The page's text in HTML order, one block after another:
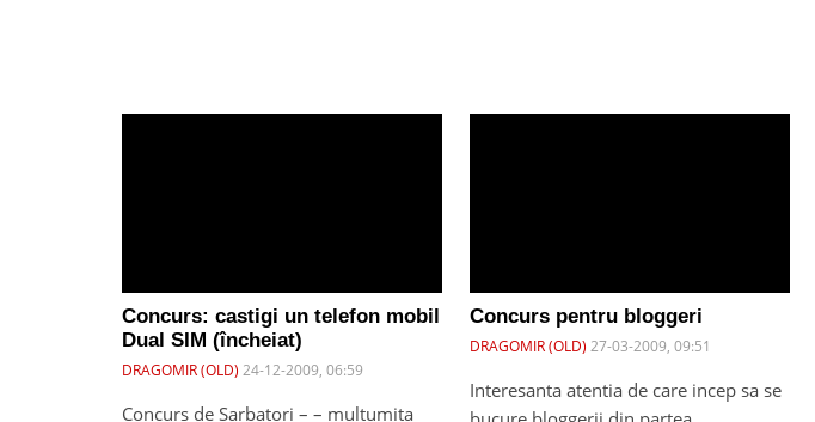
Concurs: castigi un telefon mobil
Dual SIM (încheiat)
DRAGOMIR (OLD) 24-12-2009, 06:59
Concurs de Sarbatori – – multumita
Concurs pentru bloggeri
DRAGOMIR (OLD) 27-03-2009, 09:51
Interesanta atentia de care incep sa se